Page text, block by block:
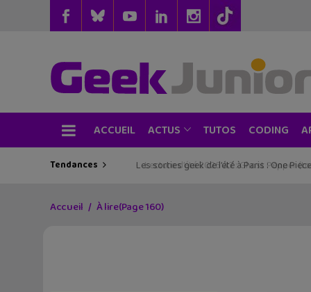
ACCUEIL ACTUS TUTOS CODING
Tendances Les sorties geek de l’été à Paris : One
Accueil À lire(Page 160)